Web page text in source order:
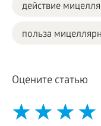
действие
польза
Оцените статью